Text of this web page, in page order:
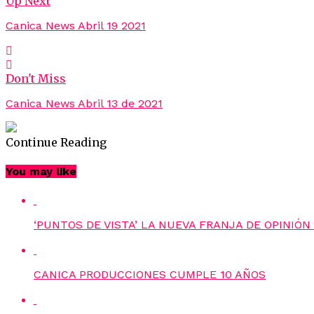
Canica News Abril 19 2021
Don't Miss
Canica News Abril 13 de 2021
Continue Reading
You may like
‘PUNTOS DE VISTA’ LA NUEVA FRANJA DE
CANICA PRODUCCIONES CUMPLE 10 AÑOS